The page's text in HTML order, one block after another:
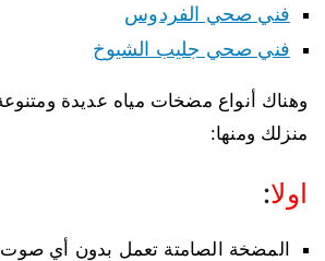
فني صحي الفردوس
فني صحي جليب الشيوخ
وهناك أنواع مضخات مياه عديدة
منزلك ومنها:
اولا:
المضخة الصامتة تعمل بدون أي